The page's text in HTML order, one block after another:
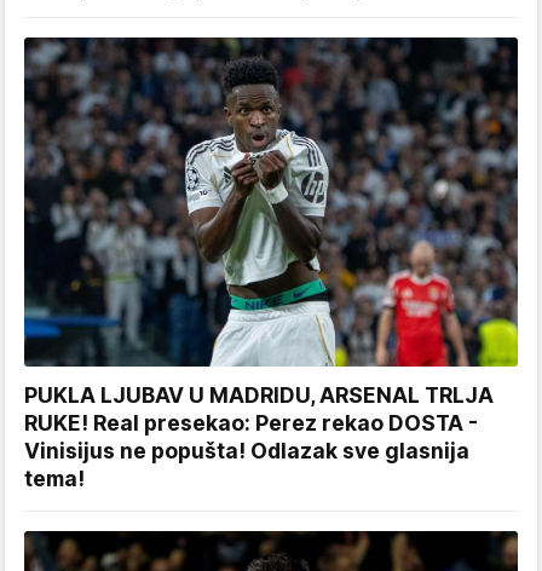
PUKLA LJUBAV U MADRIDU, ARSENAL TRLJA
RUKE! Real presekao: Perez rekao DOSTA -
Vinisijus ne popušta! Odlazak sve glasnija
tema!